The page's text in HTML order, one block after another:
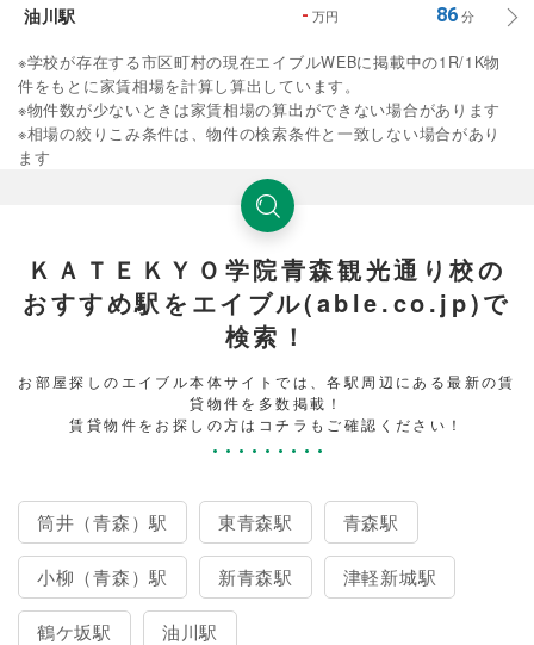
油川駅 - 万円 86分
※学校が存在する市区町村の現在エイブルWEBに掲載中の1R/1K物
件をもとに家賃相場を計算し算出しています。
※物件数が少ないときは家賃相場の算出ができない場合があります
※相場の絞りこみ条件は、物件の検索条件と一致しない場合があり
ます
ＫＡＴＥＫＹＯ学院青森観光通り校の
おすすめ駅をエイブル(able.co.jp)で
検索！
お部屋探しのエイブル本体サイトでは、各駅周辺にある最新の賃
貸物件を多数掲載！
賃貸物件をお探しの方はコチラもご確認ください！
筒井（青森）駅 東青森駅 青森駅
小柳（青森）駅 新青森駅 津軽新城駅
鶴ケ坂駅 油川駅